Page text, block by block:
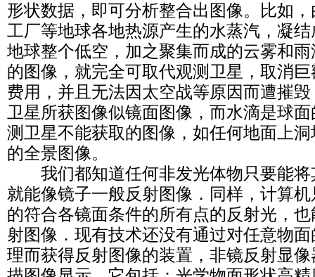
形状数据，即可分析整合出图像。比如
工厂等地球各地热源产生的水蒸汽，凝
地球整个低空，加之聚集而成的云雾和
的图像，就完全可取代观测卫星，取消
费用，并且无法因太空战等原因而遭摧
卫星所获图像似镜面图像，而水滴是球
测卫星不能获取的图像，如任何地面上
的全景图像。
我们都知道任何非发光体物只要能将
就能像镜子一般反射图像．同样，计算
的符合各镜面条件的所有点的反射光，
射图像．现有技术还没有通过对任意物
理而获得反射图像的装置，非镜反射显